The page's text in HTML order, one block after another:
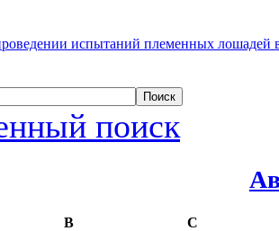
испытаний племенных лошадей
поиск
В С